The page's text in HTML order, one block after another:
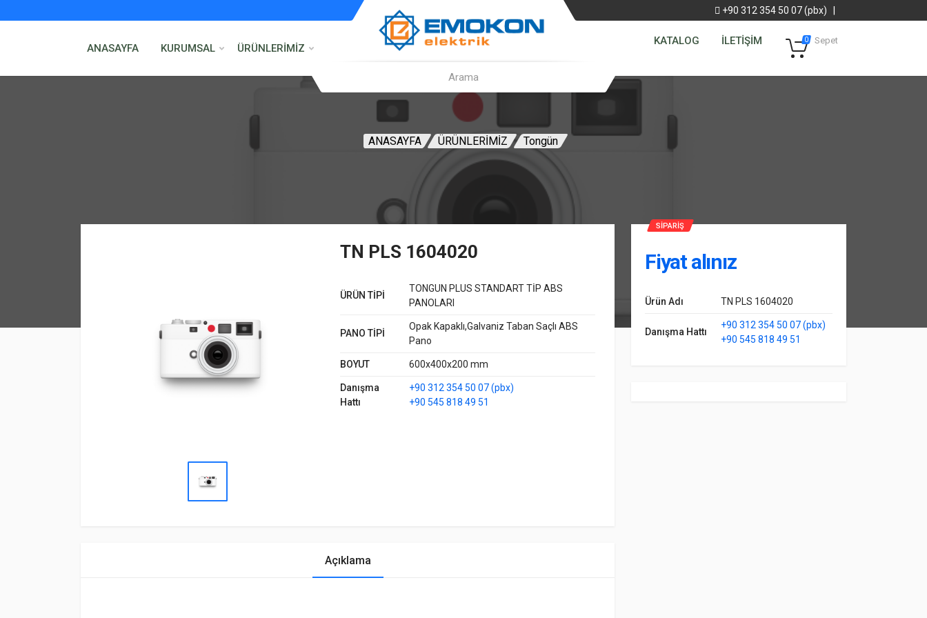
+90 312 354 50 07 (pbx) |
ANASAYFA KURUMSAL ÜRÜNLERİMİZ
KATALOG İLETİŞİM 0 Sepet
ANASAYFA ÜRÜNLERİMİZ Tongün
TN PLS 1604020
ÜRÜN TİPİ
TONGUN PLUS STANDART TİP ABS
PANOLARI
PANO TİPİ
Opak Kapaklı,Galvaniz Taban Saçlı ABS
Pano
BOYUT 600x400x200 mm
Danışma
Hattı
+90 312 354 50 07 (pbx)
+90 545 818 49 51
SIPARIŞ
Fiyat alınız
Ürün Adı TN PLS 1604020
Danışma Hattı
+90 312 354 50 07 (pbx)
+90 545 818 49 51
Açıklama